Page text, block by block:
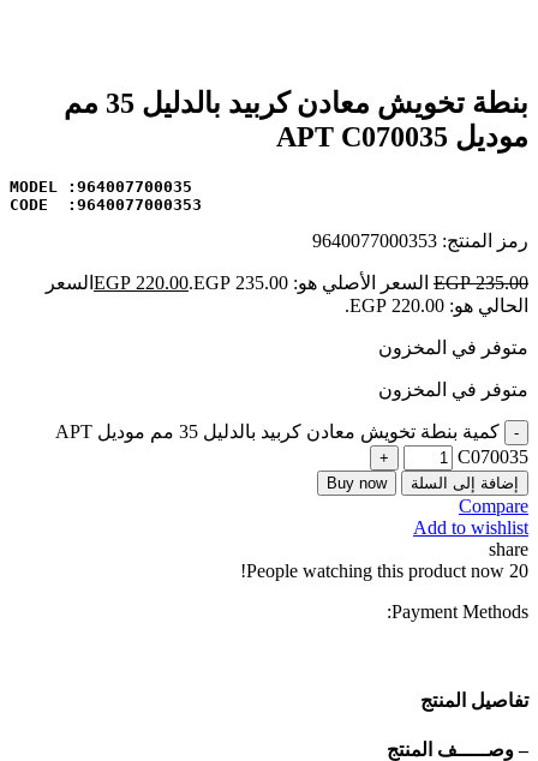
بنطة تخويش معادن كربيد بالدليل 35 مم
موديل APT C070035
CODE  :9640077000353
رمز المنتج: 9640077000353
EGP235.00 السعر الأصلي هو: EGP 235.00. EGP 220.00
السعر
الحالي هو: EGP 220.00.
متوفر في المخزون
متوفر في المخزون
كمية بنطة تخويش معادن كربيد بالدليل 35 مم موديل APT
C070035
إضافة إلى السلة Buy now
Compare
Add to wishlist
share
20
People watching this product now!
Payment Methods:
تفاصيل المنتج
– وصـــــف المنتج